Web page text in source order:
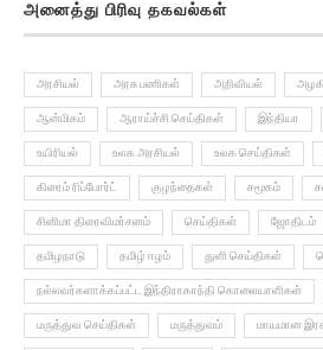
அனைத்து பிரிவு தகவல்கள்
அரசியல் அரசு பணிகள் அறிவியல்
ஆன்மிகம் ஆராய்ச்சி செய்திகள் இந்தியா
உயிரியல் உலக அரசியல் உலக செய்திகள்
கிரைம் ரிப்போர்ட் குழந்தைகள் சமூகம்
சினிமா திரைவிமர்சனம் செய்திகள் ஜோதிடம்
தமிழநாடு தமிழ் ஈழம் துளி செய்திகள்
நல்லவர்களாக்கப்பட்ட இந்திராகாந்தி கொலையாளிகள்
மருத்துவ செய்திகள் மருத்துவம் மாயமான